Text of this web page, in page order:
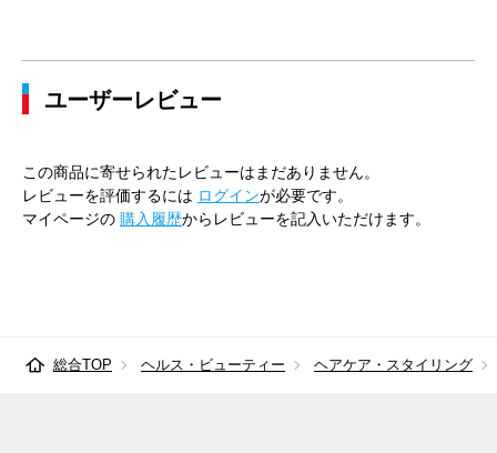
ユーザーレビュー
この商品に寄せられたレビューはまだありません。
レビューを評価するには ログインが必要です。
マイページの 購入履歴からレビューを記入いただけます。
総合TOP ヘルス・ビューティー ヘアケア・スタイリング